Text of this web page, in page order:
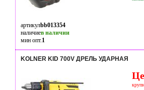
артикулbb013354
наличиев наличии
мин опт.1
KOLNER KID 700V ДРЕЛЬ УДАРНАЯ